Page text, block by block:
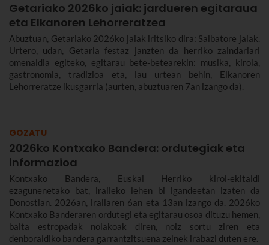
Getariako 2026ko jaiak: jardueren egitaraua
eta Elkanoren Lehorreratzea
Abuztuan, Getariako 2026ko jaiak iritsiko dira: Salbatore jaiak.
Urtero, udan, Getaria festaz janzten da herriko zaindariari
omenaldia egiteko, egitarau bete-betearekin: musika, kirola,
gastronomia, tradizioa eta, lau urtean behin, Elkanoren
Lehorreratze ikusgarria (aurten, abuztuaren 7an izango da).
GOZATU
2026ko Kontxako Bandera: ordutegiak eta
informazioa
Kontxako Bandera, Euskal Herriko kirol-ekitaldi
ezagunenetako bat, iraileko lehen bi igandeetan izaten da
Donostian. 2026an, irailaren 6an eta 13an izango da. 2026ko
Kontxako Banderaren ordutegi eta egitarau osoa dituzu hemen,
baita estropadak nolakoak diren, noiz sortu ziren eta
denboraldiko bandera garrantzitsuena zeinek irabazi duten ere.